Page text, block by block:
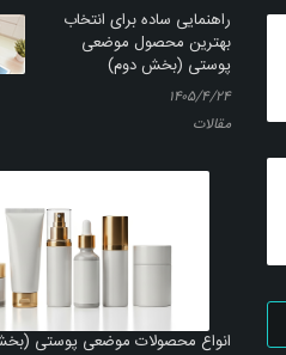
راهنمایی ساده برای انتخاب
بهترین محصول موضعی
پوستی (بخش دوم)
۱۴۰۵/۴/۲۴
مقالات
انواع محصولات موضعی پوستی